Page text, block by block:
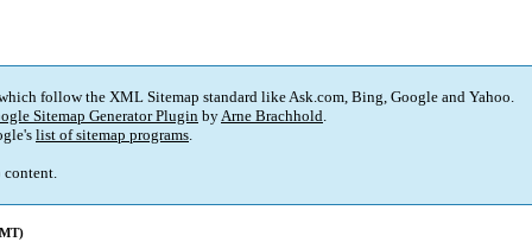
follow the XML Sitemap standard like Ask.com, Bing, Google and Yahoo.
Sitemap Generator Plugin byArne Brachhold.
list of sitemap programs.
content.